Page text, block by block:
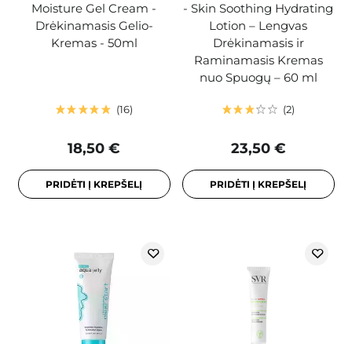
Moisture Gel Cream -
Drėkinamasis Gelio-
Kremas - 50ml
16
18,50 €
PRIDĖTI Į KREPŠELĮ
- Skin Soothing Hydrating
Lotion – Lengvas
Drėkinamasis ir
Raminamasis Kremas
nuo Spuogų – 60 ml
2
23,50 €
PRIDĖTI Į KREPŠELĮ